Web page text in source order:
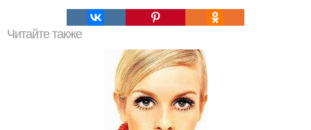
Читайте также